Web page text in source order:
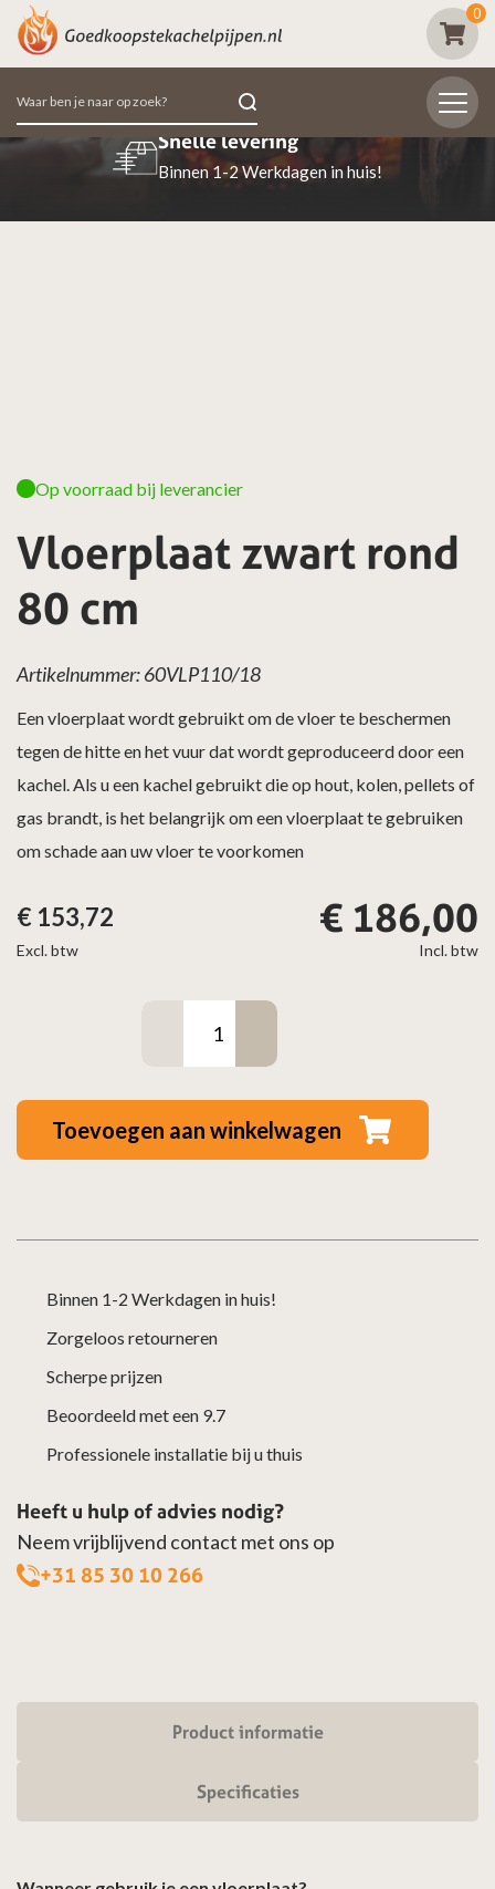
0
Zoeken
naar:
Snelle levering
Binnen 1-2 Werkdagen in huis!
Vloerplaat zwart rond
80 cm
Op voorraad bij leverancier
Incl. btw
€ 186,00
Excl. btw
€ 153,72
Artikelnummer: 60VLP110/18
Een vloerplaat wordt gebruikt om de vloer te beschermen
tegen de hitte en het vuur dat wordt geproduceerd door een
kachel. Als u een kachel gebruikt die op hout, kolen, pellets of
gas brandt, is het belangrijk om een vloerplaat te gebruiken
om schade aan uw vloer te voorkomen
Toevoegen aan winkelwagen
Binnen 1-2 Werkdagen in huis!
Zorgeloos retourneren
Scherpe prijzen
Beoordeeld met een 9.7
Professionele installatie bij u thuis
Heeft u hulp of advies nodig?
Neem vrijblijvend contact met ons op
+31 85 30 10 266
Product informatie
Specificaties